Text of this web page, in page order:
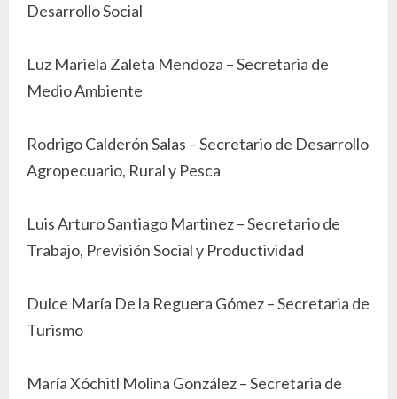
Desarrollo Social
Luz Mariela Zaleta Mendoza – Secretaria de
Medio Ambiente
Rodrigo Calderón Salas – Secretario de Desarrollo
Agropecuario, Rural y Pesca
Luis Arturo Santiago Martinez – Secretario de
Trabajo, Previsión Social y Productividad
Dulce María De la Reguera Gómez – Secretaria de
Turismo
María Xóchitl Molina González – Secretaria de